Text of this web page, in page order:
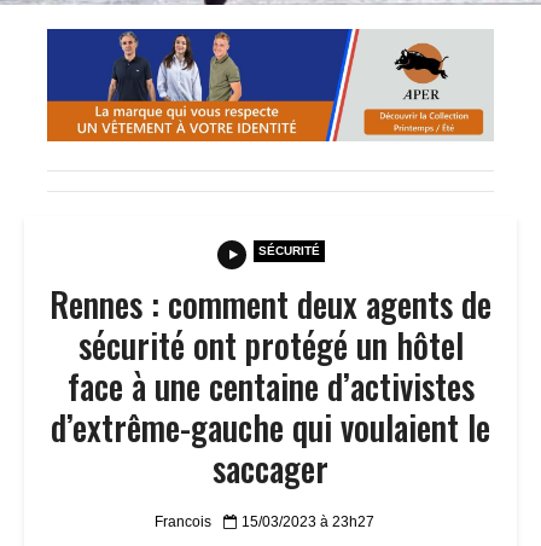
SÉCURITÉ
Rennes : comment deux agents de
sécurité ont protégé un hôtel
face à une centaine d’activistes
d’extrême-gauche qui voulaient le
saccager
Francois 15/03/2023 à 23h27